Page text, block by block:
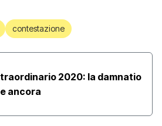
contestazione
2020: la damnatio
ancora